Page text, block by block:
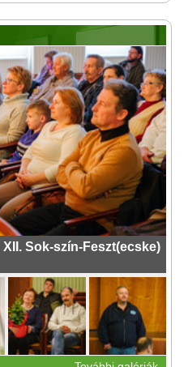
Sok-szín-Feszt(ecske)